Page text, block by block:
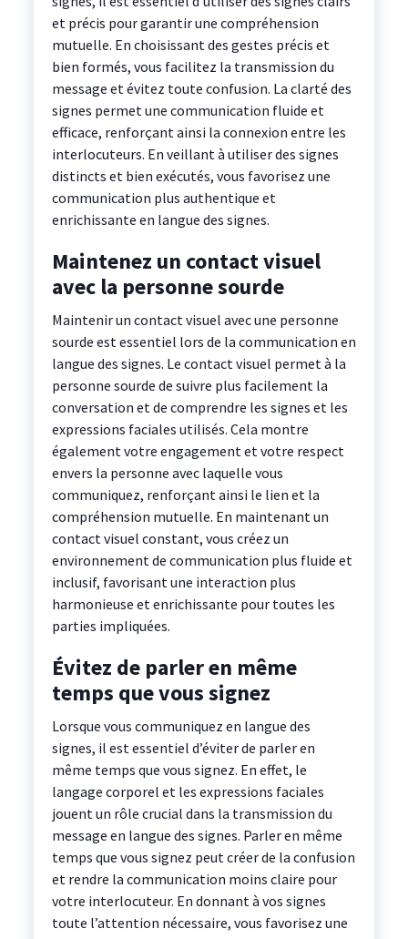
et précis pour garantir une compréhension
mutuelle. En choisissant des gestes précis et
bien formés, vous facilitez la transmission du
message et évitez toute confusion. La clarté des
signes permet une communication fluide et
efficace, renforçant ainsi la connexion entre les
interlocuteurs. En veillant à utiliser des signes
distincts et bien exécutés, vous favorisez une
communication plus authentique et
enrichissante en langue des signes.
Maintenez un contact visuel
avec la personne sourde
Maintenir un contact visuel avec une personne
sourde est essentiel lors de la communication en
langue des signes. Le contact visuel permet à la
personne sourde de suivre plus facilement la
conversation et de comprendre les signes et les
expressions faciales utilisés. Cela montre
également votre engagement et votre respect
envers la personne avec laquelle vous
communiquez, renforçant ainsi le lien et la
compréhension mutuelle. En maintenant un
contact visuel constant, vous créez un
environnement de communication plus fluide et
inclusif, favorisant une interaction plus
harmonieuse et enrichissante pour toutes les
parties impliquées.
Évitez de parler en même
temps que vous signez
Lorsque vous communiquez en langue des
signes, il est essentiel d’éviter de parler en
même temps que vous signez. En effet, le
langage corporel et les expressions faciales
jouent un rôle crucial dans la transmission du
message en langue des signes. Parler en même
temps que vous signez peut créer de la confusion
et rendre la communication moins claire pour
votre interlocuteur. En donnant à vos signes
toute l’attention nécessaire, vous favorisez une